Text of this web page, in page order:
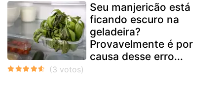
Seu manjericão está
ficando escuro na
geladeira?
Provavelmente é por
causa desse erro...